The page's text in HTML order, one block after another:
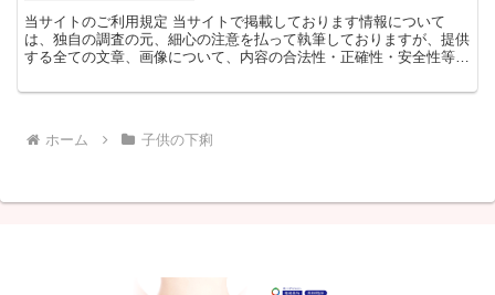
当サイトのご利用規定 当サイトで掲載しております情報について
は、独自の調査の元、細心の注意を払って執筆しておりますが、提供
する全ての文章、画像について、内容の合法性・正確性・安全性等、
ホーム 子供の下痢